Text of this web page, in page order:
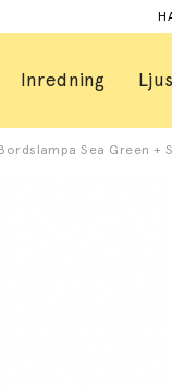
Inredning
Sea Green +